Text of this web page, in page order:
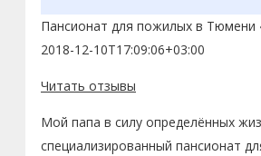
Пансионат для пожилых в Тюмени
2018-12-10T17:09:06+03:00
Читать отзывы
Мой папа в силу определённых
специализированный пансионат